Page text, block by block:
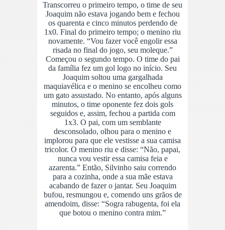
Transcorreu o primeiro tempo, o time de seu
Joaquim não estava jogando bem e fechou
os quarenta e cinco minutos perdendo de
1x0. Final do primeiro tempo; o menino riu
novamente. “Vou fazer você engolir essa
risada no final do jogo, seu moleque.”
Começou o segundo tempo. O time do pai
da família fez um gol logo no início. Seu
Joaquim soltou uma gargalhada
maquiavélica e o menino se encolheu como
um gato assustado. No entanto, após alguns
minutos, o time oponente fez dois gols
seguidos e, assim, fechou a partida com
1x3. O pai, com um semblante
desconsolado, olhou para o menino e
implorou para que ele vestisse a sua camisa
tricolor. O menino riu e disse: “Não, papai,
nunca vou vestir essa camisa feia e
azarenta.” Então, Silvinho saiu correndo
para a cozinha, onde a sua mãe estava
acabando de fazer o jantar. Seu Joaquim
bufou, resmungou e, comendo uns grãos de
amendoim, disse: “Sogra rabugenta, foi ela
que botou o menino contra mim.”